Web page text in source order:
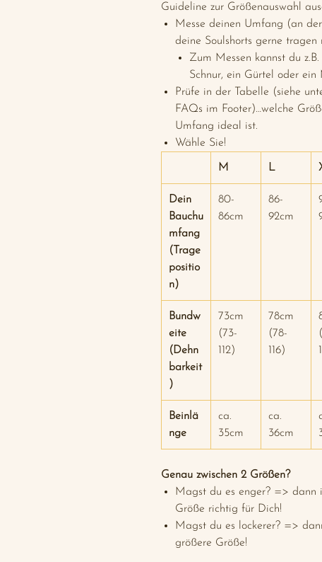
Guideline zur Größenauswahl
Messe deinen Umfang (an
deine Soulshorts gerne tragen
Zum Messen kannst du
Schnur, ein Gürtel oder ein
Prüfe in der Tabelle (siehe
FAQs im Footer)…welche
Umfang ideal ist.
Wähle Sie!
M L
Dein
Bauchu
mfang
(Trage
positio
n)
80-
86cm
86-
92cm
Bundw
eite
(Dehn
barkeit
)
73cm
(73-
112)
78cm
(78-
116)
Beinlä
nge
ca.
35cm
ca.
36cm
Genau zwischen 2 Größen?
Magst du es enger? => dann
Größe richtig für Dich!
Magst du es lockerer? =>
größere Größe!